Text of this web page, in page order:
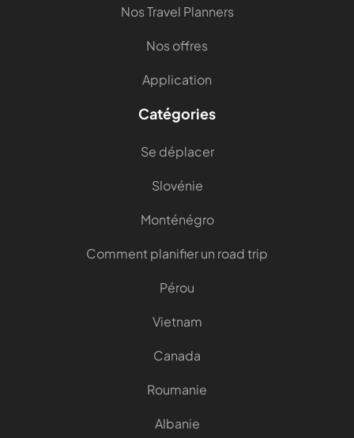
Nos Travel Planners
Nos offres
Application
Catégories
Se déplacer
Slovénie
Monténégro
Comment planifier un road trip
Pérou
Vietnam
Canada
Roumanie
Albanie